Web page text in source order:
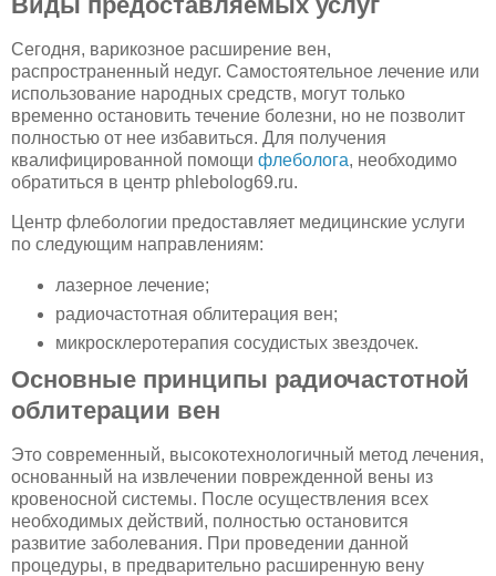
Сегодня, варикозное расширение вен,
распространенный недуг. Самостоятельное лечение или
использование народных средств, могут только
временно остановить течение болезни, но не позволит
полностью от нее избавиться. Для получения
квалифицированной помощи флеболога, необходимо
обратиться в центр phlebolog69.ru.
Центр флебологии предоставляет медицинские услуги
по следующим направлениям:
лазерное лечение;
радиочастотная облитерация вен;
микросклеротерапия сосудистых звездочек.
Основные принципы радиочастотной
облитерации вен
Это современный, высокотехнологичный метод лечения,
основанный на извлечении поврежденной вены из
кровеносной системы. После осуществления всех
необходимых действий, полностью остановится
развитие заболевания. При проведении данной
процедуры, в предварительно расширенную вену